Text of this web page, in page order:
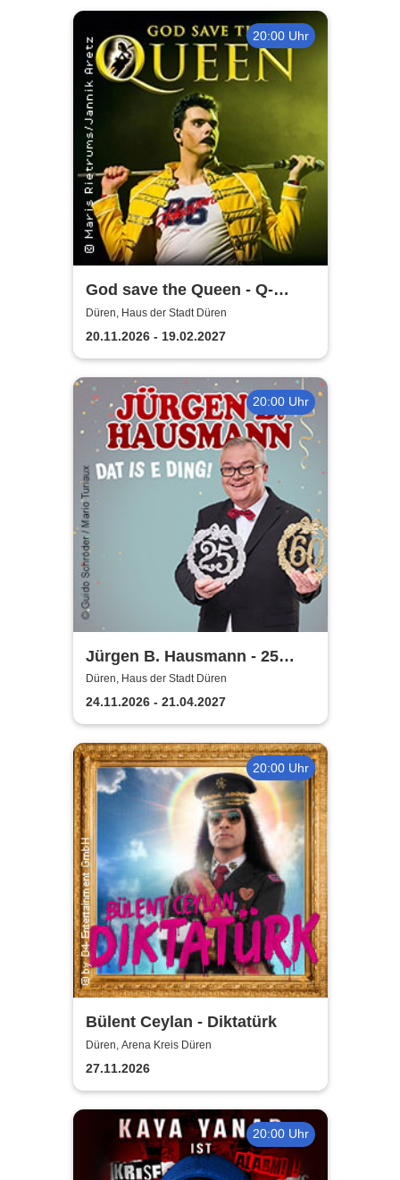
20:00 Uhr
God save the Queen - Q-
Revival Band
Düren, Haus der Stadt Düren
20.11.2026 - 19.02.2027
20:00 Uhr
Jürgen B. Hausmann - 25
Jahre - Dat is e Ding!
Düren, Haus der Stadt Düren
24.11.2026 - 21.04.2027
20:00 Uhr
Bülent Ceylan - Diktatürk
Düren, Arena Kreis Düren
27.11.2026
20:00 Uhr